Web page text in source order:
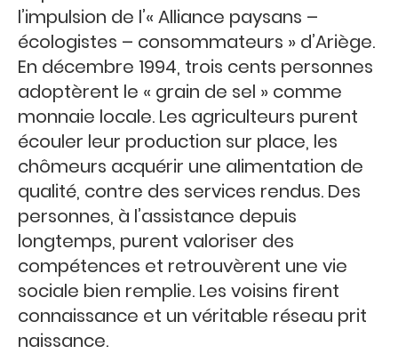
l’impulsion de l’« Alliance paysans –
écologistes – consommateurs » d’Ariège.
En décembre 1994, trois cents personnes
adoptèrent le « grain de sel » comme
monnaie locale. Les agriculteurs purent
écouler leur production sur place, les
chômeurs acquérir une alimentation de
qualité, contre des services rendus. Des
personnes, à l’assistance depuis
longtemps, purent valoriser des
compétences et retrouvèrent une vie
sociale bien remplie. Les voisins firent
connaissance et un véritable réseau prit
naissance.